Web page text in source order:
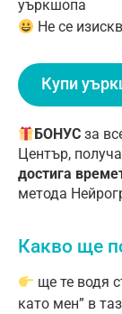
уъркшопа
Не се
Купи
БОНУС за
Център,
достига
метода
Какво ще
ще те водя
като мен” в